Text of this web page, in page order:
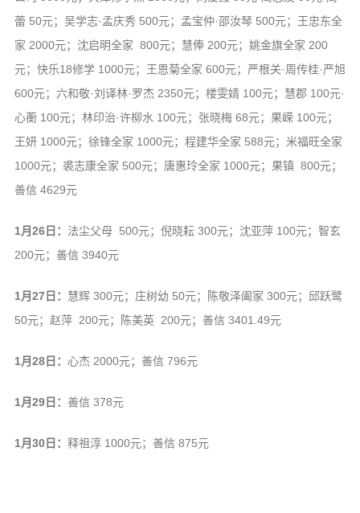
蕾 50元；吴学志·孟庆秀 500元；孟宝仲·邵汝琴 500元；王忠东全
家 2000元；沈启明全家 800元；慧俸 200元；姚金旗全家 200
元；快乐18修学 1000元；王恩菊全家 600元；严根关·周传桂·严旭
600元；六和敬·刘译林·罗杰 2350元；楼雯婧 100元；慧郡 100元·
心蘅 100元；林印治·许柳水 100元；张晓梅 68元；果嵘 100元；
王妍 1000元；徐锋全家 1000元；程建华全家 588元；米福旺全家
1000元；裘志康全家 500元；唐惠玲全家 1000元；果镇 800元；
善信 4629元
1月26日： 法尘父母 500元；倪晓耘 300元；沈亚萍 100元；智玄
200元；善信 3940元
1月27日： 慧辉 300元；庄树幼 50元；陈敬泽阖家 300元；邱跃鹭
50元；赵萍 200元；陈美英 200元；善信 3401.49元
1月28日： 心杰 2000元；善信 796元
1月29日： 善信 378元
1月30日： 释祖淳 1000元；善信 875元